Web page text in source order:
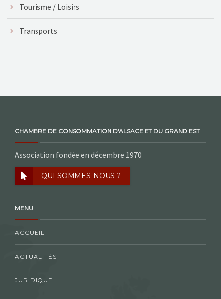
Tourisme / Loisirs
Transports
CHAMBRE DE CONSOMMATION D'ALSACE ET DU GRAND EST
Association fondée en décembre 1970
QUI SOMMES-NOUS ?
MENU
ACCUEIL
ACTUALITÉS
JURIDIQUE